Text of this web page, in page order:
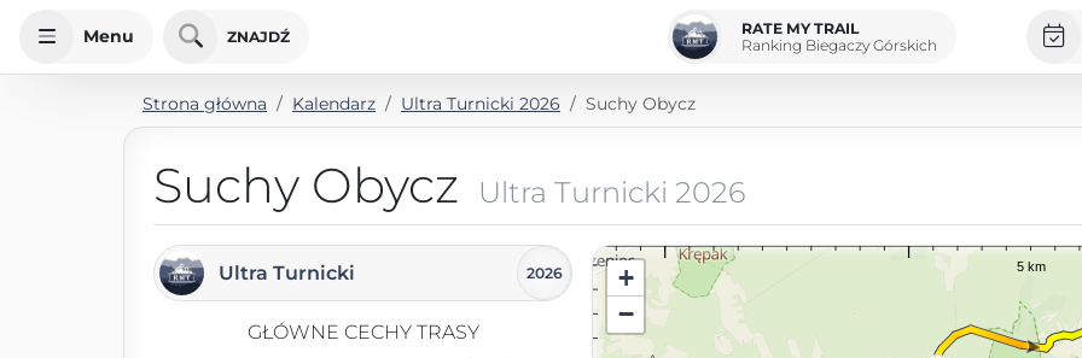
Menu ZNAJDŹ
RATE MY TRAIL
Ranking Biegaczy Górskich
Strona główna Kalendarz Ultra Turnicki 2026 Suchy Obycz
Suchy Obycz Ultra Turnicki 2026
Ultra Turnicki 2026
GŁÓWNE CECHY TRASY
+
−